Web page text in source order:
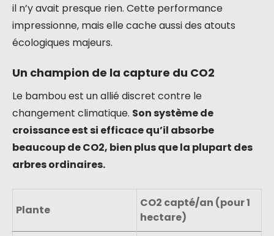
il n’y avait presque rien. Cette performance
impressionne, mais elle cache aussi des atouts
écologiques majeurs.
Un champion de la capture du CO2
Le bambou est un allié discret contre le
changement climatique. Son système de
croissance est si efficace qu’il absorbe
beaucoup de CO2, bien plus que la plupart des
arbres ordinaires.
Plante
CO2 capté/an (pour 1
hectare)